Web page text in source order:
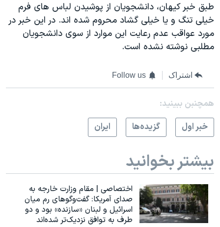
طبق خبر کيهان، دانشجويان از پوشيدن لباس های فرم
خيلی تنگ و يا خيلی گشاد محروم شده اند. در اين خبر در
مورد عواقب عدم رعايت اين موارد از سوی دانشجويان
مطلبی نوشته نشده است.
اشتراک Follow us
همچنبن ببینید:
خبر اول
گزيده‌ها ايران
بیشتر بخوانید
اختصاصی | مقام وزارت خارجه به
صدای آمریکا: گفت‌وگوهای رم میان
اسرائیل و لبنان «سازنده» بود و دو
طرف به توافق نزدیک‌تر شده‌اند